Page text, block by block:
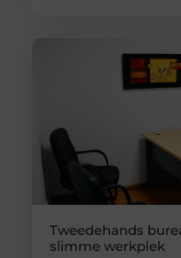
Tweedehands
slimme werkplek